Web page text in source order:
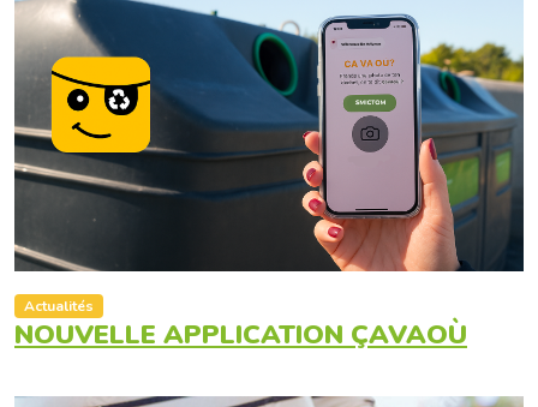
Actualités
NOUVELLE APPLICATION ÇAVAOÙ